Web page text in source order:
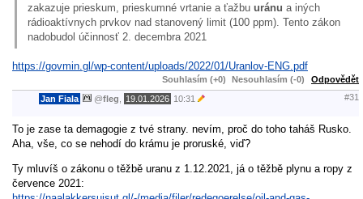
zakazuje prieskum, prieskumné vrtanie a ťažbu uránu a iných
rádioaktívnych prvkov nad stanovený limit (100 ppm). Tento zákon
nadobudol účinnosť 2. decembra 2021
https://govmin.gl/wp-content/uploads/2022/01/Uranlov-ENG.pdf
Souhlasím (+0) Nesouhlasím (-0) Odpovědět
Jan Fiala @fleg 19.01.2026 10:31 #31
To je zase ta demagogie z tvé strany. nevím, proč do toho taháš Rusko.
Aha, vše, co se nehodí do krámu je proruské, viď?
Ty mluvíš o zákonu o těžbě uranu z 1.12.2021, já o těžbě plynu a ropy z
července 2021: